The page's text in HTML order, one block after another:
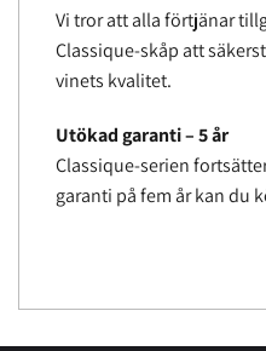
Vi tror att alla förtjänar
Classique-skåp att
vinets kvalitet.
Utökad garanti – 5 år
Classique-serien
garanti på fem år kan du